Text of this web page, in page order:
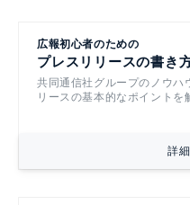
広報初心者のための
プレスリリースの書き
共同通信社グループのノウハ
リースの基本的なポイントを
詳